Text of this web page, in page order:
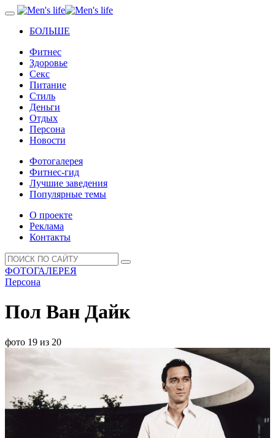
БОЛЬШЕ
Фитнес
Здоровье
Секс
Питание
Стиль
Деньги
Отдых
Персона
Новости
Фотогалерея
Фитнес-гид
Лучшие заведения
Популярные темы
О проекте
Реклама
Контакты
ФОТОГАЛЕРЕЯ
Персона
Пол Ван Дайк
фото 19 из 20